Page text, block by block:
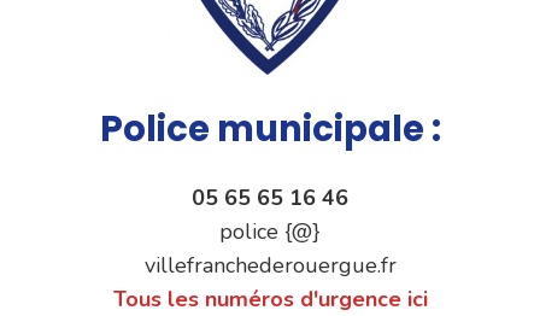
Police municipale :
05 65 65 16 46
police {@}
villefranchederouergue.fr
Tous les numéros d'urgence ici